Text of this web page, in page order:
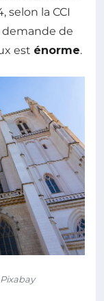
selon la CCI
demande de
est énorme.